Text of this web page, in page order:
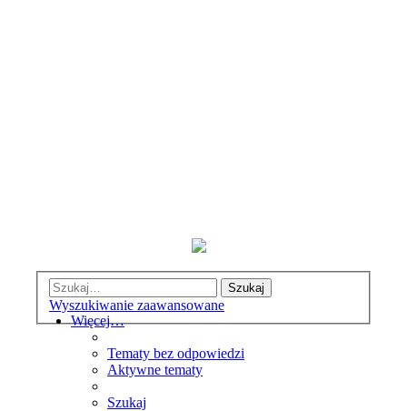
Szukaj
Wyszukiwanie zaawansowane
Więcej…
Tematy bez odpowiedzi
Aktywne tematy
Szukaj